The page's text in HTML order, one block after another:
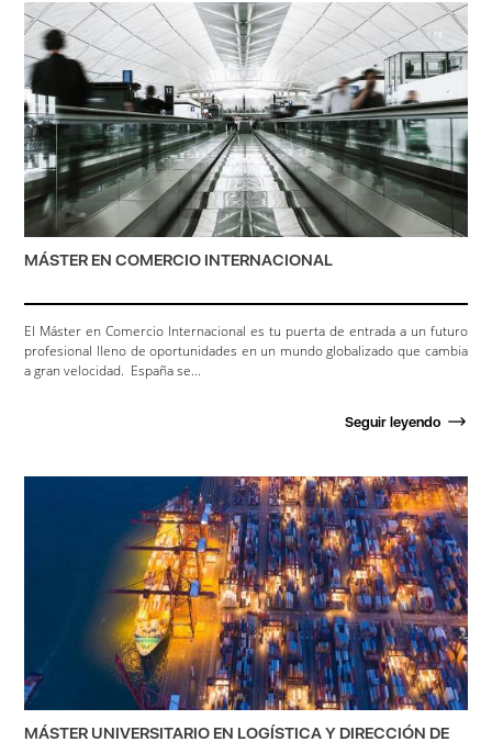
MÁSTER EN COMERCIO INTERNACIONAL
El Máster en Comercio Internacional es tu puerta de entrada a un futuro
profesional lleno de oportunidades en un mundo globalizado que cambia
a gran velocidad. España se...
Seguir leyendo
MÁSTER UNIVERSITARIO EN LOGÍSTICA Y DIRECCIÓN DE